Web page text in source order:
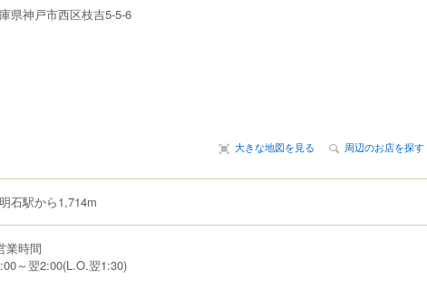
県神戸市西区枝吉5-5-6
大きな地図を見る 周辺のお店を探す
石駅から1,714m
業時間
～翌2:00(L.O.翌1:30)